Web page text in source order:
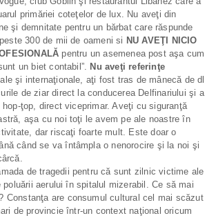
primăriei coteţelor de lux. Nu aveţi din
şi demnitate pentru un bărbat care răspunde
300 de mii de oameni si NU AVEŢI NICIO
pentru un asemenea post aşa cum
un biet contabil”. Nu aveţi referinţe
şi internaţionale, aţi fost tras de mânecă de dl
de ziar direct la conducerea Delfinariului şi a
ţop, direct viceprimar. Aveţi cu siguranţă
aşa cu noi toţi le avem pe ale noastre în
dar riscaţi foarte mult. Este doar o
când se va întâmpla o nenorocire şi la noi şi
de tragedii pentru că sunt zilnic victime ale
poluării aerului în spitalul mizerabil. Ce să mai
Constanţa are consumul cultural cel mai scăzut
de provincie într-un context naţional oricum